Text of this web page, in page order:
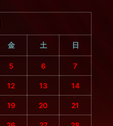
金 土 日
5 6 7
12 13 14
19 20 21